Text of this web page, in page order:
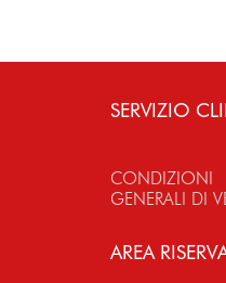
SERVIZIO
CONDIZIONI
GENERALI DI
AREA